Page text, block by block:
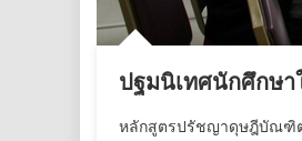
ปฐมนิเทศนักศึกษา
หลักสูตรปรัชญาดุษฎีบัณฑิ